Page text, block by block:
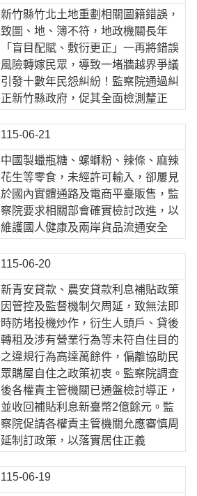
新竹縣竹北土地重劃相關圖籍錯誤，
致圖、地、簿不符，地政機關長年
「盲目配賦、敷衍更正」一再將錯誤
風險轉嫁民眾，導致一堵牆越界爭議
引發十數年民怨糾紛！監察院通過糾
正新竹縣政府，促其全面檢測釐正
115-06-21
中國製蠟瓶糖、螺螄粉、辣條、麻辣
花生等零食，未經許可輸入，卻屢見
於國內實體通路及電商平臺販售，監
察院要求相關部會確實檢討改進，以
維護國人健康及兩岸貨品流通安全
115-06-20
新青安貸款、農安貸款利息補貼政策
因管控及監督機制欠周延，致無法即
時防堵投機炒作，衍生人頭戶、貸後
轉租及涉有營業行為等未符自住目的
之違規行為高達萬餘件，偏離協助民
眾購屋自住之政策初衷。監察院調查
後各權責主管機關已通盤檢討導正，
並收回補貼利息新臺幣2億餘元。監
察院促請各權責主管機關允應審慎周
延制訂政策，以落實居住正義
115-06-19